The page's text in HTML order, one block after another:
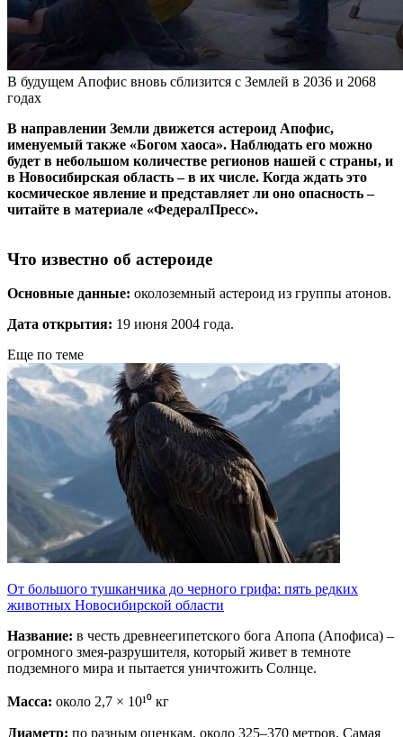
В будущем Апофис вновь сблизится с Землей в 2036 и 2068
годах
В направлении Земли движется астероид Апофис,
именуемый также «Богом хаоса». Наблюдать его можно
будет в небольшом количестве регионов нашей с страны, и
в Новосибирская область – в их числе. Когда ждать это
космическое явление и представляет ли оно опасность –
читайте в материале «ФедералПресс».
Что известно об астероиде
Основные данные: околоземный астероид из группы атонов.
Дата открытия: 19 июня 2004 года.
Еще по теме
От большого тушканчика до черного грифа: пять редких
животных Новосибирской области
Название: в честь древнеегипетского бога Апопа (Апофиса) –
огромного змея-разрушителя, который живет в темноте
подземного мира и пытается уничтожить Солнце.
Масса: около 2,7 × 10¹⁰ кг
Диаметр: по разным оценкам, около 325–370 метров. Самая